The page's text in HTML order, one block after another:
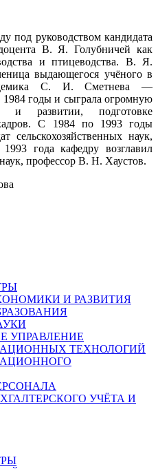
под руководством кандидата
доцента В. Я. Голубничей как
и птицеводства. В. Я.
выдающегося учёного в
С. И. Сметнева —
1984 годы и сыграла огромную
развитии, подготовке
С 1984 по 1993 годы
сельскохозяйственных наук,
года кафедру возглавил
профессор В. Н. Хаустов.
И РАЗВИТИЯ
УПРАВЛЕНИЕ
ТЕХНОЛОГИЙ
УЧЁТА И